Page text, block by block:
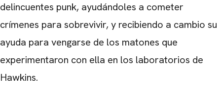
delincuentes punk, ayudándoles a cometer
crímenes para sobrevivir, y recibiendo a cambio su
ayuda para vengarse de los matones que
experimentaron con ella en los laboratorios de
Hawkins.